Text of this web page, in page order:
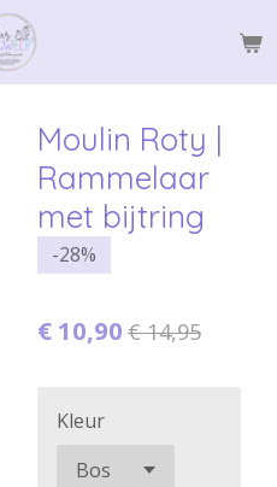
Moulin Roty |
Rammelaar
met bijtring
-28%
€ 10,90 € 14,95
Kleur